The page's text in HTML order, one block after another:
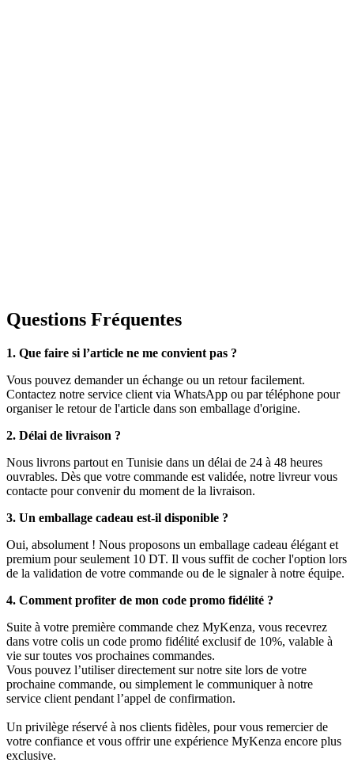
Questions Fréquentes
1. Que faire si l’article ne me convient pas ?
Vous pouvez demander un échange ou un retour facilement.
Contactez notre service client via WhatsApp ou par téléphone pour
organiser le retour de l'article dans son emballage d'origine.
2. Délai de livraison ?
Nous livrons partout en Tunisie dans un délai de 24 à 48 heures
ouvrables. Dès que votre commande est validée, notre livreur vous
contacte pour convenir du moment de la livraison.
3. Un emballage cadeau est-il disponible ?
Oui, absolument ! Nous proposons un emballage cadeau élégant et
premium pour seulement 10 DT. Il vous suffit de cocher l'option lors
de la validation de votre commande ou de le signaler à notre équipe.
4. Comment profiter de mon code promo fidélité ?
Suite à votre première commande chez MyKenza, vous recevrez
dans votre colis un code promo fidélité exclusif de 10%, valable à
vie sur toutes vos prochaines commandes.
Vous pouvez l’utiliser directement sur notre site lors de votre
prochaine commande, ou simplement le communiquer à notre
service client pendant l’appel de confirmation.
Un privilège réservé à nos clients fidèles, pour vous remercier de
votre confiance et vous offrir une expérience MyKenza encore plus
exclusive.